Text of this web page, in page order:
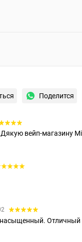
Поделится
Дякую вейп-магазину
Отличный